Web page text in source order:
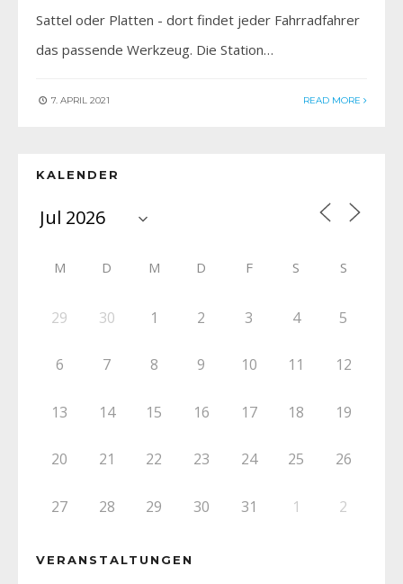
Sattel oder Platten - dort findet jeder Fahrradfahrer
das passende Werkzeug. Die Station…
7. APRIL 2021 READ MORE
KALENDER
M D M D F S S
29 30 1 2 3 4 5
6 7 8 9 10 11 12
13 14 15 16 17 18 19
20 21 22 23 24 25 26
27 28 29 30 31 1 2
VERANSTALTUNGEN